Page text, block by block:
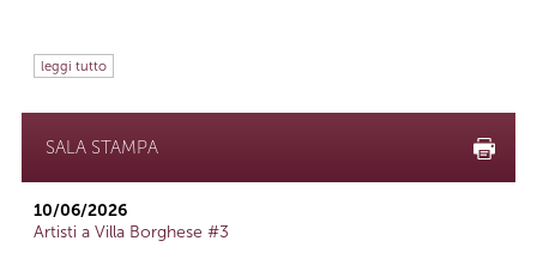
leggi tutto
SALA STAMPA
10/06/2026
Artisti a Villa Borghese #3